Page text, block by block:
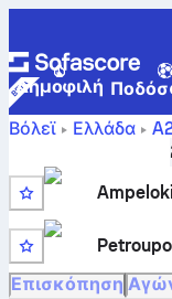
Δημοφιλή
Βόλεϊ
Ελλάδα
Αμπελοκήπων -
στατιστικά,
Επισκόπηση